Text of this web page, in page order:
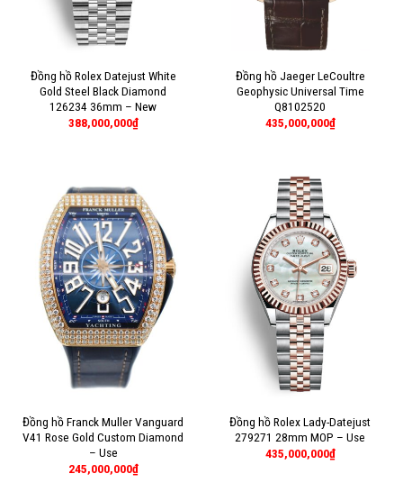
Đồng hồ Rolex Datejust White
Gold Steel Black Diamond
126234 36mm – New
388,000,000₫
Đồng hồ Jaeger LeCoultre
Geophysic Universal Time
Q8102520
435,000,000₫
Đồng hồ Franck Muller Vanguard
V41 Rose Gold Custom Diamond
– Use
245,000,000₫
Đồng hồ Rolex Lady-Datejust
279271 28mm MOP – Use
435,000,000₫